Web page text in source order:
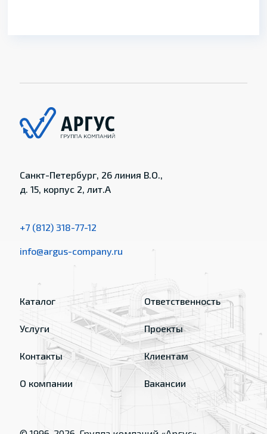
Санкт-Петербург, 26 линия В.О.,
д. 15, корпус 2, лит.А
+7 (812) 318-77-12
info@argus-company.ru
Каталог
Услуги
Контакты
О компании
Ответственность
Проекты
Клиентам
Вакансии